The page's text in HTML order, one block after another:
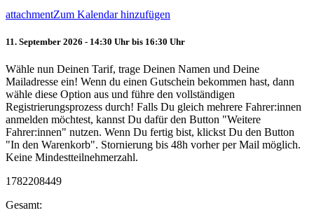
attachmentZum Kalendar hinzufügen
11. September 2026 - 14:30 Uhr bis 16:30 Uhr
Wähle nun Deinen Tarif, trage Deinen Namen und Deine
Mailadresse ein! Wenn du einen Gutschein bekommen hast, dann
wähle diese Option aus und führe den vollständigen
Registrierungsprozess durch! Falls Du gleich mehrere Fahrer:innen
anmelden möchtest, kannst Du dafür den Button "Weitere
Fahrer:innen" nutzen. Wenn Du fertig bist, klickst Du den Button
"In den Warenkorb". Stornierung bis 48h vorher per Mail möglich.
Keine Mindestteilnehmerzahl.
1782208449
Gesamt: